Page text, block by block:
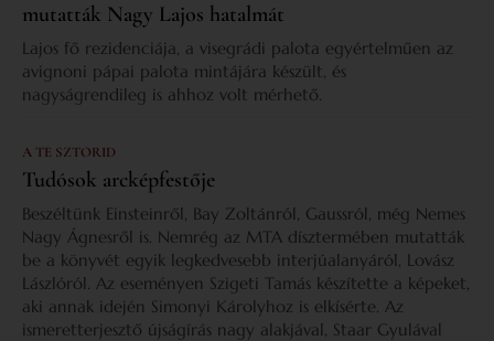
mutatták Nagy Lajos hatalmát
Lajos fő rezidenciája, a visegrádi palota egyértelműen az
avignoni pápai palota mintájára készült, és
nagyságrendileg is ahhoz volt mérhető.
A TE SZTORID
Tudósok arcképfestője
Beszéltünk Einsteinről, Bay Zoltánról, Gaussról, még Nemes
Nagy Ágnesről is. Nemrég az MTA dísztermében mutatták
be a könyvét egyik legkedvesebb interjúalanyáról, Lovász
Lászlóról. Az eseményen Szigeti Tamás készítette a képeket,
aki annak idején Simonyi Károlyhoz is elkísérte. Az
ismeretterjesztő újságírás nagy alakjával, Staar Gyulával